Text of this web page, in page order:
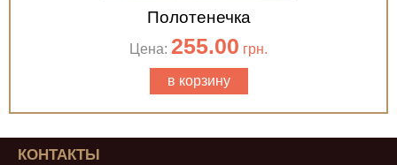
Полотенечка
Цена: 255.00 грн.
в корзину
КОНТАКТЫ